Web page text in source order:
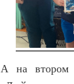
А на втором